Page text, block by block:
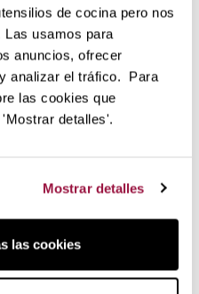
de cocina pero nos
Las usamos para
anuncios, ofrecer
analizar el tráfico. Para
las cookies que
detalles'.
Mostrar detalles
las cookies
Silampos: Combinación de
de alta calidad que
del calor,
más eficiente.
acero inoxidable se ajusta
de vapor y calor,
con un asa auxiliar práctica
Silampos